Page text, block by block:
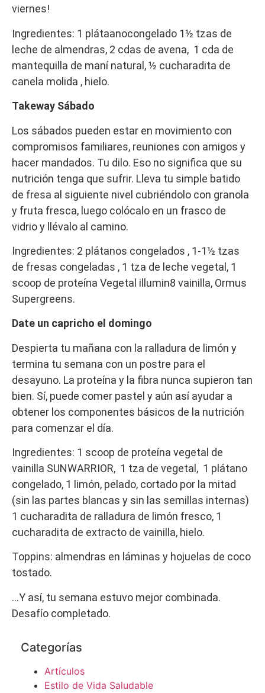
viernes!
Ingredientes: 1 plátaanocongelado 1½ tzas de
leche de almendras, 2 cdas de avena, 1 cda de
mantequilla de maní natural, ½ cucharadita de
canela molida , hielo.
Takeway Sábado
Los sábados pueden estar en movimiento con
compromisos familiares, reuniones con amigos y
hacer mandados. Tu dilo. Eso no significa que su
nutrición tenga que sufrir. Lleva tu simple batido
de fresa al siguiente nivel cubriéndolo con granola
y fruta fresca, luego colócalo en un frasco de
vidrio y llévalo al camino.
Ingredientes: 2 plátanos congelados , 1-1½ tzas
de fresas congeladas , 1 tza de leche vegetal, 1
scoop de proteína Vegetal illumin8 vainilla, Ormus
Supergreens.
Date un capricho el domingo
Despierta tu mañana con la ralladura de limón y
termina tu semana con un postre para el
desayuno. La proteína y la fibra nunca supieron tan
bien. Sí, puede comer pastel y aún así ayudar a
obtener los componentes básicos de la nutrición
para comenzar el día.
Ingredientes: 1 scoop de proteína vegetal de
vainilla SUNWARRIOR, 1 tza de vegetal, 1 plátano
congelado, 1 limón, pelado, cortado por la mitad
(sin las partes blancas y sin las semillas internas)
1 cucharadita de ralladura de limón fresco, 1
cucharadita de extracto de vainilla, hielo.
Toppins: almendras en láminas y hojuelas de coco
tostado.
…Y así, tu semana estuvo mejor combinada.
Desafío completado.
Categorías
Artículos
Estilo de Vida Saludable